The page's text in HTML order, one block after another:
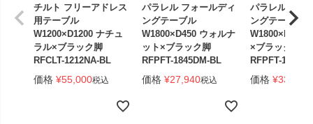
チルト フリーアドレス
用テーブル
W1200×D1200 ナチュ
ラル×ブラック脚
RFCLT-1212NA-BL
価格 ¥55,000税込
パラレル フォールディ
ングテーブル
W1800×D450 ウォルナ
ット×ブラック脚
RFPFT-1845DM-BL
価格 ¥27,940税込
パラレル フォ
ングテーブル
W1800×D450
×ブラック脚
RFPFT-
価格 ¥33,440